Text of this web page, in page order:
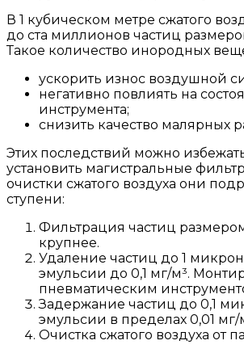
В 1 кубическом метре сжатого
до ста миллионов частиц
Такое количество инородных
ускорить износ воздушной
негативно повлиять на
инструмента;
снизить качество малярных
Этих последствий можно
установить магистральные
очистки сжатого воздуха они
ступени:
Фильтрация частиц
крупнее.
Удаление частиц до 1
эмульсии до 0,1 мг/м³.
пневматическим
Задержание частиц до 0,1
эмульсии в пределах 0,01 мг/
Очистка сжатого воздуха от